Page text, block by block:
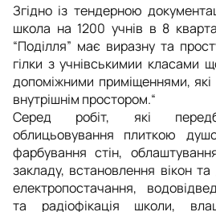
Згідно із тендерною
школа на 1200 учнів в 8
“Поділля” має виразну та
гілки з учнівськимии класами
допоміжними приміщеннями,
внутрішнім простором.“
Серед робіт, які
облицьовування плиткою
фарбування стін,
закладу, встановлення вікон
електропостачання,
та радіофікація школи,